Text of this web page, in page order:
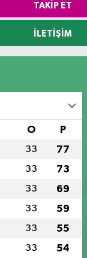
TAKIP ET
İLETIŞIM
O P
33 77
33 73
33 69
33 59
33 55
33 54